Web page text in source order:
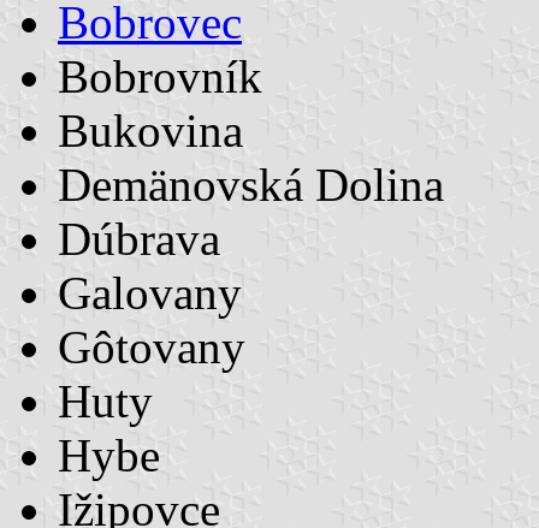
Bobrovec
Bobrovník
Bukovina
Demänovská Dolina
Dúbrava
Galovany
Gôtovany
Huty
Hybe
Ižipovce